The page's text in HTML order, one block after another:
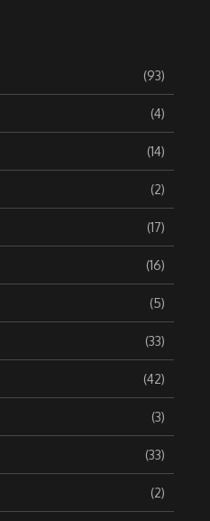
(93)
(4)
(14)
(2)
(17)
(16)
(5)
(33)
(42)
(3)
(33)
(2)